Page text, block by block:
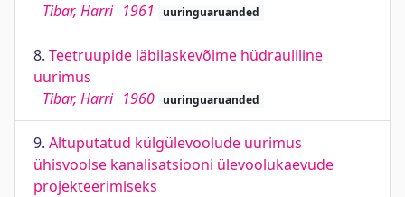
Tibar, Harri 1961 uuringuaruanded
8. Teetruupide läbilaskevõime hüdrauliline
uurimus
Tibar, Harri 1960 uuringuaruanded
9. Altuputatud külgülevoolude uurimus
ühisvoolse kanalisatsiooni ülevoolukaevude
projekteerimiseks